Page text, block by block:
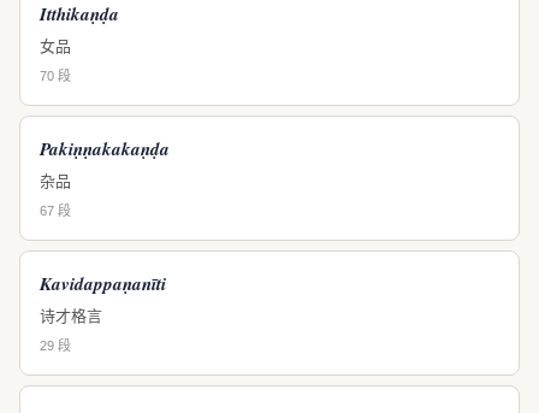
Itthikaṇḍa
女品
70 段
Pakiṇṇakakaṇḍa
杂品
67 段
Kavidappaṇanīti
诗才格言
29 段